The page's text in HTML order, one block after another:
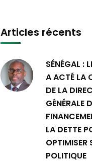
Articles récents
SÉNÉGAL :
A ACTÉ LA
DE LA
GÉNÉRALE
LA DETTE
OPTIMISER
POLITIQUE